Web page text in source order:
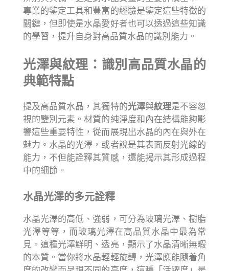
專業的鑒定工具和豐富的經驗是鑒定這些特徵的
關鍵，但即使是水晶愛好者也可以透過這些知識
的學習，提升自身對高品質水晶的識別能力。
光澤與紋理：識別高品質水晶的
典範特點
提及高品質水晶，其獨特的光澤與紋理是不容忽
視的鑒別元素。材質的純淨度和內在結構能夠影
響這些重要特性，從而展現出水晶的內在與外在
魅力。水晶的光澤，或者說是其表面反射光線的
能力，不但能詮釋其質感，還能揭示其形成過程
中的細節。
水晶光澤的多元詮釋
水晶光澤的高低、強弱，可分為玻璃光澤、樹脂
光澤等等，而玻璃光澤在高品質水晶中最為常
見。這種光澤鮮明、透亮，顯示了水晶清晰無暇
的本質。當你將水晶輕輕旋轉，光澤應能隨着角